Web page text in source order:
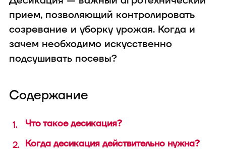
Дорожно-коммунальная
техника
прием, позволяющий контролировать
созревание и уборку урожая. Когда и
зачем необходимо искусственно
подсушивать посевы?
Содержание
Что такое десикация?
Когда десикация действительно нужна?